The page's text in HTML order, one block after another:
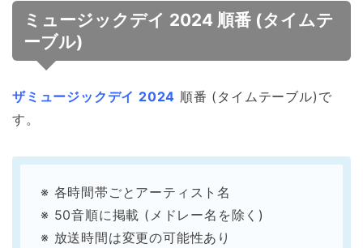
ミュージックデイ 2024 順番 (タイムテ
ーブル)
ザミュージックデイ 2024 順番 (タイムテーブル)で
す。
※ 各時間帯ごとアーティスト名
※ 50音順に掲載 (メドレー名を除く)
※ 放送時間は変更の可能性あり